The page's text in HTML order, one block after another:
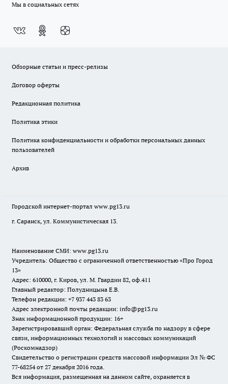
Мы в социальных сетях
Обзорные статьи и пресс-релизы
Договор оферты
Редакционная политика
Политика этики
Политика конфиденциальности и обработки персональных данных
пользователей
Архив
Городской интернет-портал www.pg13.ru
г. Саранск, ул. Коммунистическая 13.
Наименование СМИ: www.pg13.ru
Учредитель: Общество с ограниченной ответственностью «Про Город
13»
Адрес: 610000, г. Киров, ул. М. Гвардии 82, оф.411
Главный редактор: Полудницына Е.В.
Телефон редакции: +7 937 443 83 63
Адрес электронной почты редакции: info@pg13.ru
Знак информационной продукции: 16+
Зарегистрировавший орган: Федеральная служба по надзору в сфере
связи, информационных технологий и массовых коммуникаций
(Роскомнадзор)
Свидетельство о регистрации средств массовой информации Эл № ФС
77-68254 от 27 декабря 2016 года.
Вся информация, размещенная на данном сайте, охраняется в